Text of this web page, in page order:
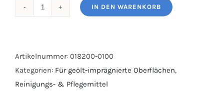
IN DEN WARENKORB
Artikelnummer: 018200-0100
Kategorien: Für geölt-imprägnierte Oberflächen,
Reinigungs- & Pflegemittel